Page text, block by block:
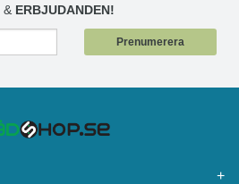
& ERBJUDANDEN!
Prenumerera
+